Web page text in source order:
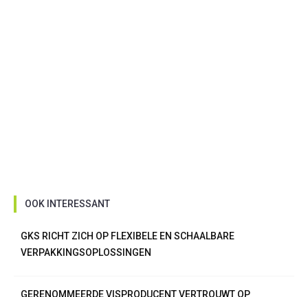
OOK INTERESSANT
GKS RICHT ZICH OP FLEXIBELE EN SCHAALBARE
VERPAKKINGSOPLOSSINGEN
GERENOMMEERDE VISPRODUCENT VERTROUWT OP